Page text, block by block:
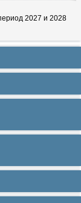
2027 и 2028